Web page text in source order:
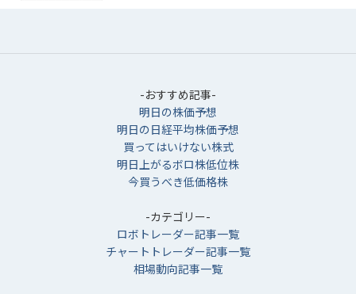
-おすすめ記事-
明日の株価予想
明日の日経平均株価予想
買ってはいけない株式
明日上がるボロ株低位株
今買うべき低価格株
-カテゴリー-
ロボトレーダー記事一覧
チャートトレーダー記事一覧
相場動向記事一覧